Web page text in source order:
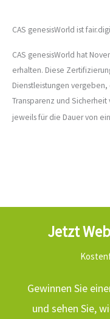
CAS genesisWorld ist
CAS genesisWorld hat
erhalten. Diese
Dienstleistungen
Transparenz und
jeweils für die Dauer von
Jetzt
Gewinnen Sie
und sehen Sie,